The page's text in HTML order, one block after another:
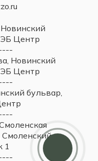
Центр
Новинский
Центр
бульвар,
1